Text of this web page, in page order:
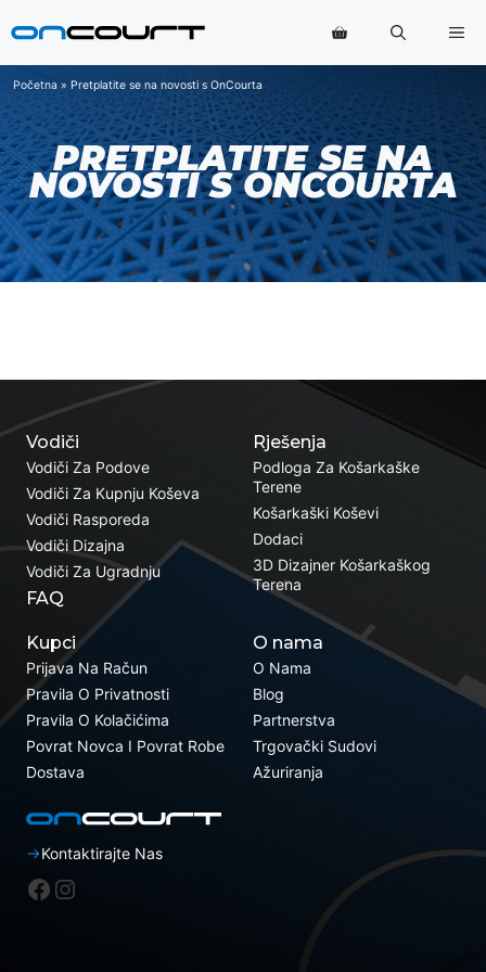
na
Početna » Pretplatite se na novosti s OnCourta
PRETPLATITE SE NA
NOVOSTI S ONCOURTA
Rješenja
Podloga Za Košarkaške
Terene
Košarkaški Koševi
Dodaci
3D Dizajner Košarkaškog
Terena
Vodiči
Vodiči Za Podove
Vodiči Za Kupnju Koševa
Vodiči Rasporeda
Vodiči Dizajna
Vodiči Za Ugradnju
FAQ
Kupci
Prijava Na Račun
Pravila O Privatnosti
Pravila O Kolačićima
Povrat Novca I Povrat Robe
Dostava
O nama
O Nama
Blog
Partnerstva
Trgovački Sudovi
Ažuriranja
Kontaktirajte Nas
Facebook
Instagram